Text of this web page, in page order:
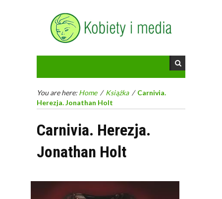
You are here: Home / Książka / Carnivia.
Herezja. Jonathan Holt
Carnivia. Herezja.
Jonathan Holt